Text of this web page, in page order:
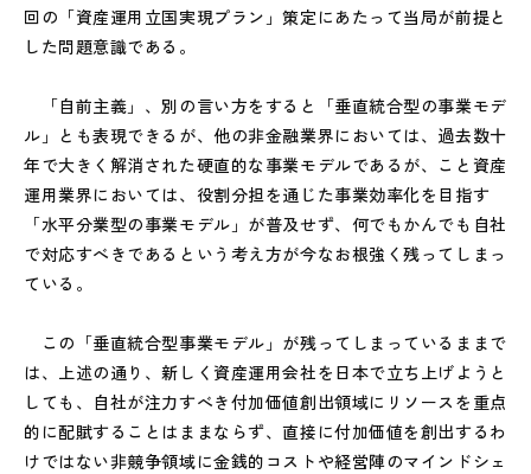
回の「資産運用立国実現プラン」策定にあたって当局が前提と
した問題意識である。
「自前主義」、別の言い方をすると「垂直統合型の事業モデ
ル」とも表現できるが、他の非金融業界においては、過去数十
年で大きく解消された硬直的な事業モデルであるが、こと資産
運用業界においては、役割分担を通じた事業効率化を目指す
「水平分業型の事業モデル」が普及せず、何でもかんでも自社
で対応すべきであるという考え方が今なお根強く残ってしまっ
ている。
この「垂直統合型事業モデル」が残ってしまっているままで
は、上述の通り、新しく資産運用会社を日本で立ち上げようと
しても、自社が注力すべき付加価値創出領域にリソースを重点
的に配賦することはままならず、直接に付加価値を創出するわ
けではない非競争領域に金銭的コストや経営陣のマインドシェ